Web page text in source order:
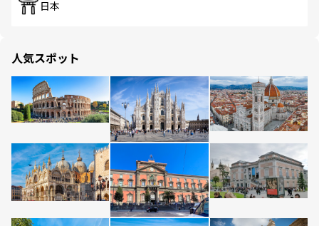
日本
人気スポット